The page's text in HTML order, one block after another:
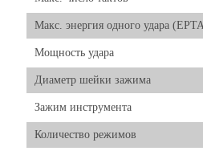
Макс. энергия одного удара
Мощность удара
Диаметр шейки зажима
Зажим инструмента
Количество режимов